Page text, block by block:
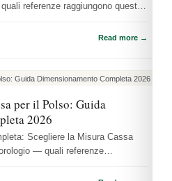
referenze raggiungono questa
Read more →
per il Polso: Guida
2026
Scegliere la Misura Cassa
— quali referenze